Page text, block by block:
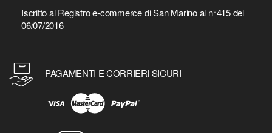
Iscritto al Registro e-commerce di San Marino al n°415 del
06/07/2016
PAGAMENTI E CORRIERI SICURI